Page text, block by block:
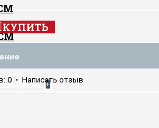
+
КУПИТЬ
0 • Написать отзыв